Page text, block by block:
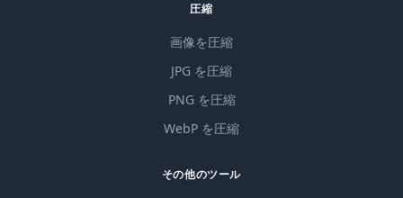
圧縮
画像を圧縮
JPG を圧縮
PNG を圧縮
WebP を圧縮
その他のツール